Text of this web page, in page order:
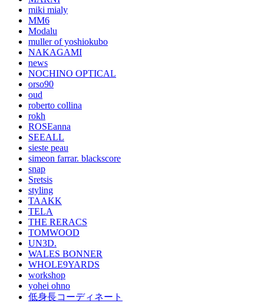
miki mialy
MM6
Modalu
muller of yoshiokubo
NAKAGAMI
news
NOCHINO OPTICAL
orso90
oud
roberto collina
rokh
ROSEanna
SEEALL
sieste peau
simeon farrar. blackscore
snap
Sretsis
styling
TAAKK
TELA
THE RERACS
TOMWOOD
UN3D.
WALES BONNER
WHOLE9YARDS
workshop
yohei ohno
低身長コーディネート